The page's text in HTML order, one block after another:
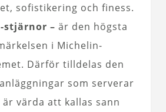
sofistikering och finess.
stjärnor – är den högsta
i Michelin-
Därför tilldelas den
som serverar
värda att kallas sann